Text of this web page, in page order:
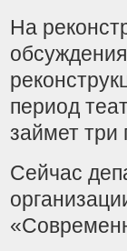
На
период
займет три
Сейчас